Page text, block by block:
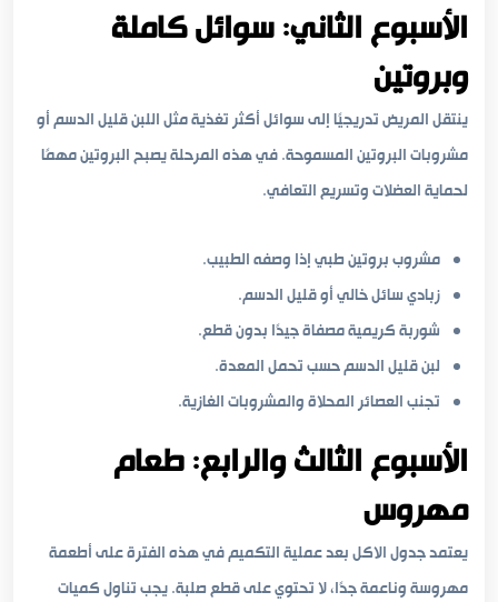
الأسبوع الثاني: سوائل كاملة
وبروتين
ينتقل المريض تدريجيًا إلى سوائل أكثر تغذية مثل اللبن قليل الدسم أو
مشروبات البروتين المسموحة. في هذه المرحلة يصبح البروتين مهمًا
لحماية العضلات وتسريع التعافي.
مشروب بروتين طبي إذا وصفه الطبيب.
زبادي سائل خالي أو قليل الدسم.
شوربة كريمية مصفاة جيدًا بدون قطع.
لبن قليل الدسم حسب تحمل المعدة.
تجنب العصائر المحلاة والمشروبات الغازية.
الأسبوع الثالث والرابع: طعام
مهروس
يعتمد جدول الاكل بعد عملية التكميم في هذه الفترة على أطعمة
مهروسة وناعمة جدًا، لا تحتوي على قطع صلبة. يجب تناول كميات